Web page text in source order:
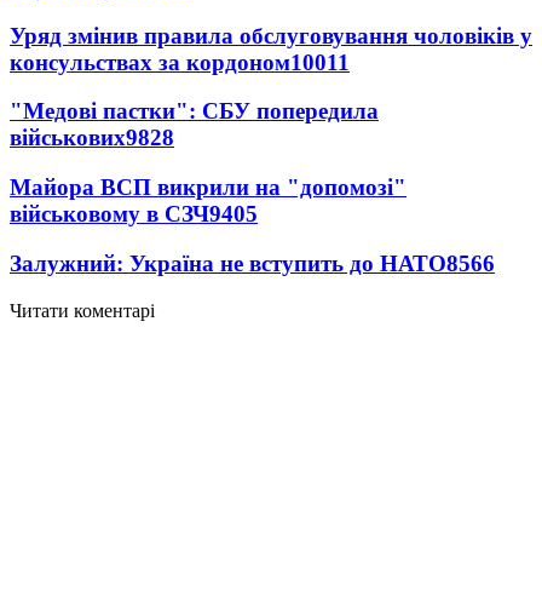
Уряд змінив правила обслуговування чоловіків у
консульствах за кордоном10011
"Медові пастки": СБУ попередила
військових9828
Майора ВСП викрили на "допомозі"
військовому в СЗЧ9405
Залужний: Україна не вступить до НАТО8566
Читати коментарі